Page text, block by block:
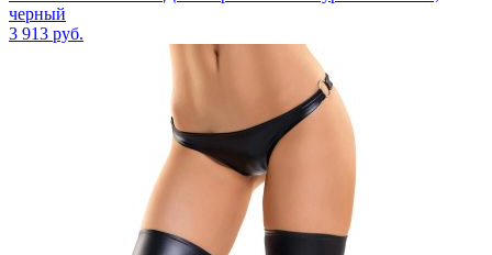
черный
3 913 руб.